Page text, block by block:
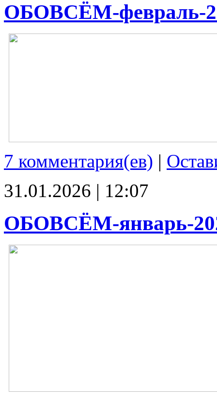
ОБОВСЁМ-февраль-
7 комментария(ев) |
31.01.2026 | 12:07
ОБОВСЁМ-январь-